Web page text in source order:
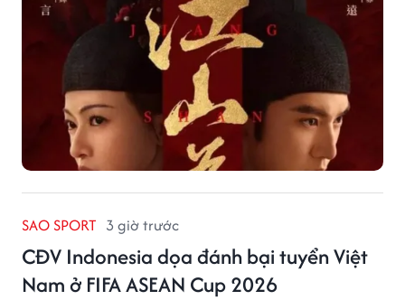
SAO SPORT 3 giờ trước
CĐV Indonesia dọa đánh bại tuyển Việt
Nam ở FIFA ASEAN Cup 2026